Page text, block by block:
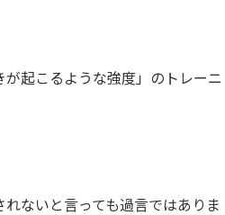
が起こるような強度」のトレーニ
ないと言っても過言ではありま